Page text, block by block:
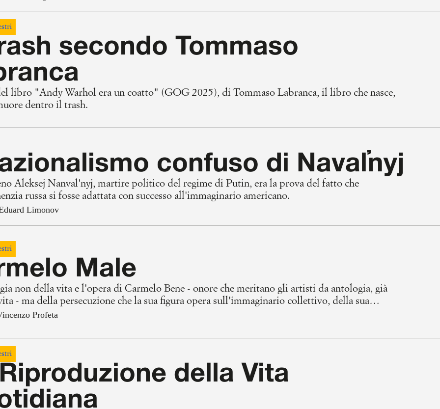
secondo Tommaso
libro "Andy Warhol era un coatto" (GOG 2025), di Tommaso Labranca, il libro che nasce,
dentro il trash.
confuso di Naval’nyj
Aleksej Nanval'nyj, martire politico del regime di Putin, era la prova del fatto che
russa si fosse adattata con successo all'immaginario americano.
Limonov
Male
non della vita e l'opera di Carmelo Bene - onore che meritano gli artisti da antologia, già
- ma della persecuzione che la sua figura opera sull'immaginario collettivo, della sua
di quella che è stata forse l'opera d'arte più riuscita di Carmelo, il tormento e
separa ciò che è saggio e ciò che è assurdo.
Profeta
della Vita